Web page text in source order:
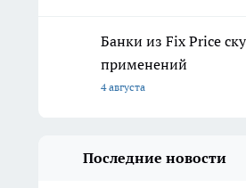
Банки из Fix Price
применений
4 августа
Последние новости